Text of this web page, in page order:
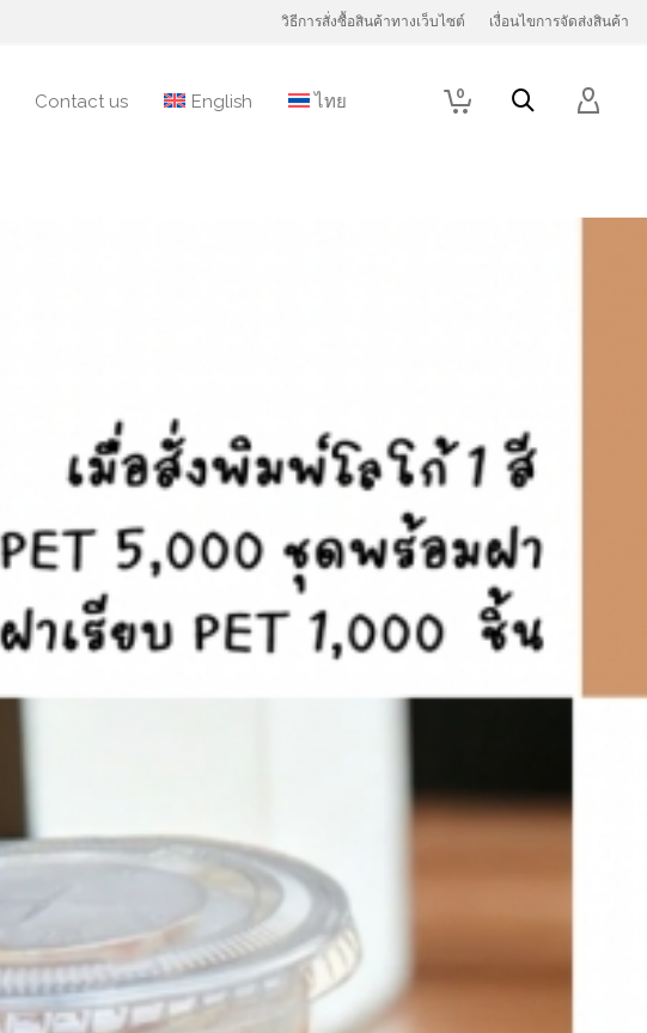
วิธีการสั่งซื้อสินค้าทางเว็บไซต์ เงื่อนไขการจัดส่งสินค้า
Contact us English ไทย 0